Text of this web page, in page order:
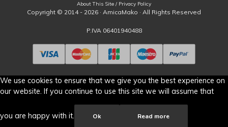
About This Site / Privacy Policy
Copyright © 2014 - 2026 · AmicaMako · All Rights Reserved
P.IVA 06401940488
We use cookies to ensure that we give you the best experience on
our website. If you continue to use this site we will assume that
you are happy with it. Ok Read more